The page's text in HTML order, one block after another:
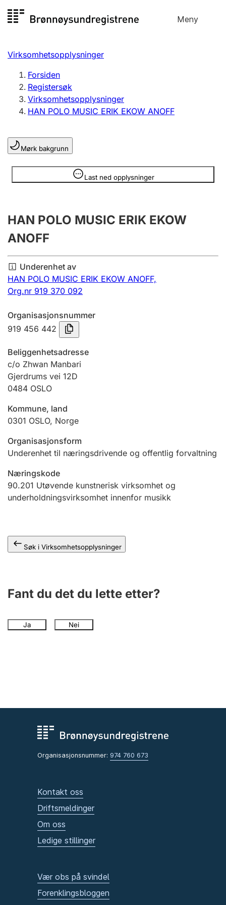
til
Meny
Registersøk
Aksjeselskap
Enkeltpersonforetak
Registrere, endre, slette
Lag og forening
Registrere, endre, slette
Årsregnskap
Innsending og forsinkelsesgebyr
Tinglysing
Jeger
Ektepaktveileder
Offentlig sektor
Andre tema
Virksomhetsopplysninger
Forsiden
Registersøk
Virksomhetsopplysninger
HAN POLO MUSIC ERIK EKOW ANOFF
Mørk bakgrunn
Last ned opplysninger
Opplysninger er skjult
HAN POLO MUSIC ERIK EKOW
ANOFF
Underenhet av
HAN POLO MUSIC ERIK EKOW ANOFF,
Org.nr 919 370 092
Organisasjonsnummer
919 456 442
Beliggenhetsadresse
c/o Zhwan Manbari
Gjerdrums vei 12D
0484 OSLO
Kommune, land
0301 OSLO, Norge
Organisasjonsform
Underenhet til næringsdrivende og offentlig forvaltning
Næringskode
90.201 Utøvende kunstnerisk virksomhet og
underholdningsvirksomhet innenfor musikk
Søk i Virksomhetsopplysninger
Fant du det du lette etter?
Ja Nei
Organisasjonsnummer: 974 760 673
Kontakt oss
Driftsmeldinger
Om oss
Ledige stillinger
Vær obs på svindel
Forenklingsbloggen